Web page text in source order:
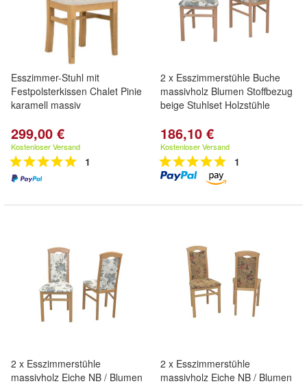
Esszimmer-Stuhl mit
Festpolsterkissen Chalet Pinie
karamell massiv
299,00 €
Kostenloser Versand
1
2 x Esszimmerstühle Buche
massivholz Blumen Stoffbezug
beige Stuhlset Holzstühle
186,10 €
Kostenloser Versand
1
2 x Esszimmerstühle
massivholz Eiche NB / Blumen
2 x Esszimmerstühle
massivholz Eiche NB / Blumen